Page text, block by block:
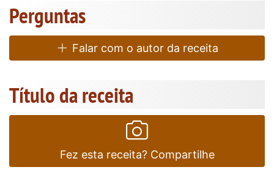
Perguntas
Falar com o autor da receita
Título da receita
Fez esta receita? Compartilhe